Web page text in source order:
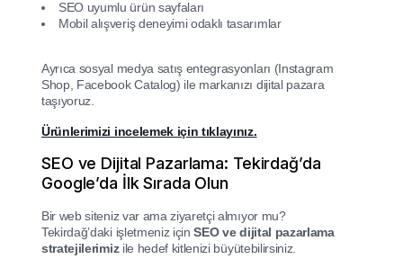
SEO uyumlu ürün sayfaları
Mobil alışveriş deneyimi odaklı tasarımlar
Ayrıca sosyal medya satış entegrasyonları (Instagram
Shop, Facebook Catalog) ile markanızı dijital pazara
taşıyoruz.
Ürünlerimizi incelemek için tıklayınız.
SEO ve Dijital Pazarlama: Tekirdağ’da
Google’da İlk Sırada Olun
Bir web siteniz var ama ziyaretçi almıyor mu?
Tekirdağ’daki işletmeniz içinSEO ve dijital pazarlama
stratejilerimizile hedef kitlenizi büyütebilirsiniz.